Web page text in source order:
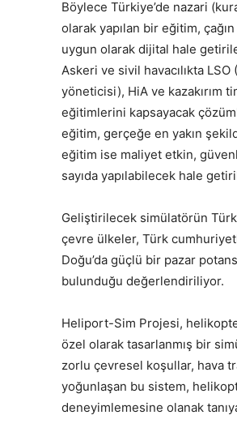
Böylece Türkiye’de nazari
olarak yapılan bir eğitim,
uygun olarak dijital hale
Askeri ve sivil havacılıkta
yöneticisi), HiA ve kazakırım
eğitimlerini kapsayacak
eğitim, gerçeğe en yakın
eğitim ise maliyet etkin,
sayıda yapılabilecek hale
Geliştirilecek simülatörün
çevre ülkeler, Türk
Doğu’da güçlü bir pazar
bulunduğu değerlendiriliyor.
Heliport-Sim Projesi,
özel olarak tasarlanmış bir
zorlu çevresel koşullar, hava
yoğunlaşan bu sistem,
deneyimlemesine olanak